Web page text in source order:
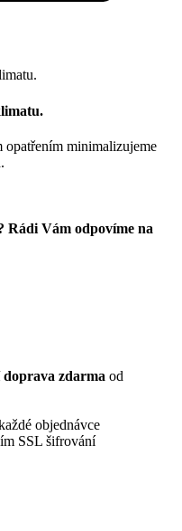
minimalizujeme
Rádi Vám odpovíme na
zdarma od
objednávce
SSL šifrování